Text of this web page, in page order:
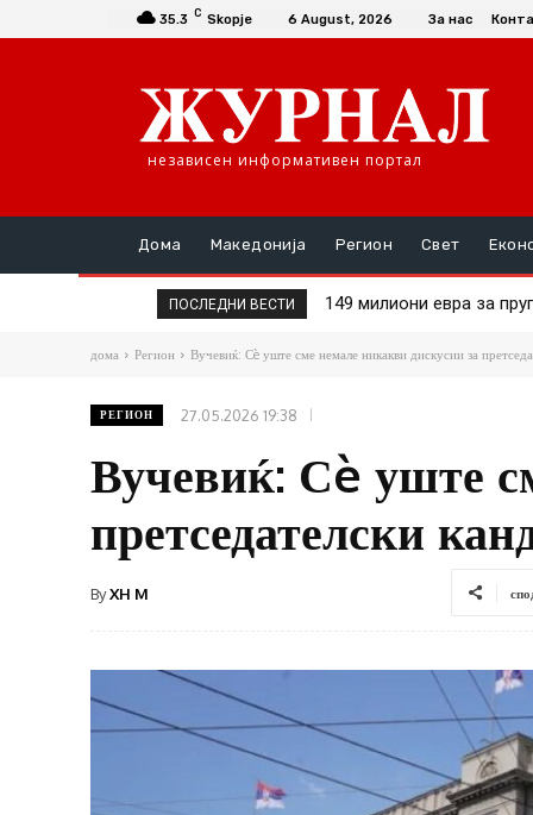
35.3 C Skopje 6 August, 2026 За нас
независен информативен портал
Дома Македонија Регион Свет
ПОСЛЕДНИ ВЕСТИ 149 милиони евра за
Шасивари оствари
дома Регион Вучевиќ: Сè уште сме немале никакви дискусии за
РЕГИОН 27.05.2026 19:38
Вучевиќ: Сè уште
претседателски
ByXH M